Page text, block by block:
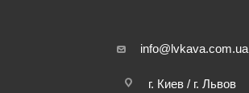
info@lvkava.com.ua
г. Киев / г. Львов